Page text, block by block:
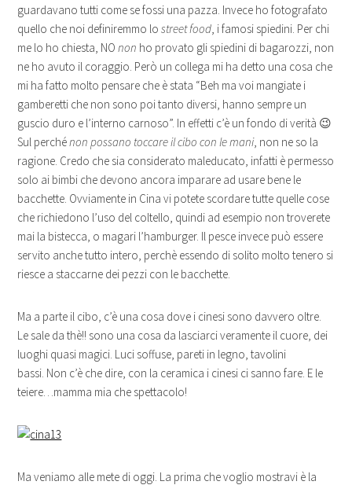
guardavano tutti come se fossi una pazza. Invece ho fotografato
quello che noi definiremmo lostreet food, i famosi spiedini. Per chi
me lo ho chiesta, NOnon ho provato gli spiedini di bagarozzi, non
ne ho avuto il coraggio. Però un collega mi ha detto una cosa che
mi ha fatto molto pensare che è stata “Beh ma voi mangiate i
gamberetti che non sono poi tanto diversi, hanno sempre un
guscio duro e l’interno carnoso”. In effetti c’è un fondo di verità 😉
Sul perchénon possano toccare il cibo con le mani, non ne so la
ragione. Credo che sia considerato maleducato, infatti è permesso
solo ai bimbi che devono ancora imparare ad usare bene le
bacchette. Ovviamente in Cina vi potete scordare tutte quelle cose
che richiedono l’uso del coltello, quindi ad esempio non troverete
mai la bistecca, o magari l’hamburger. Il pesce invece può essere
servito anche tutto intero, perchè essendo di solito molto tenero si
riesce a staccarne dei pezzi con le bacchette.
Ma a parte il cibo, c’è una cosa dove i cinesi sono davvero oltre.
Le sale da thè!! sono una cosa da lasciarci veramente il cuore, dei
luoghi quasi magici. Luci soffuse, pareti in legno, tavolini
bassi. Non c’è che dire, con la ceramica i cinesi ci sanno fare. E le
teiere…mamma mia che spettacolo!
Ma veniamo alle mete di oggi. La prima che voglio mostravi è la